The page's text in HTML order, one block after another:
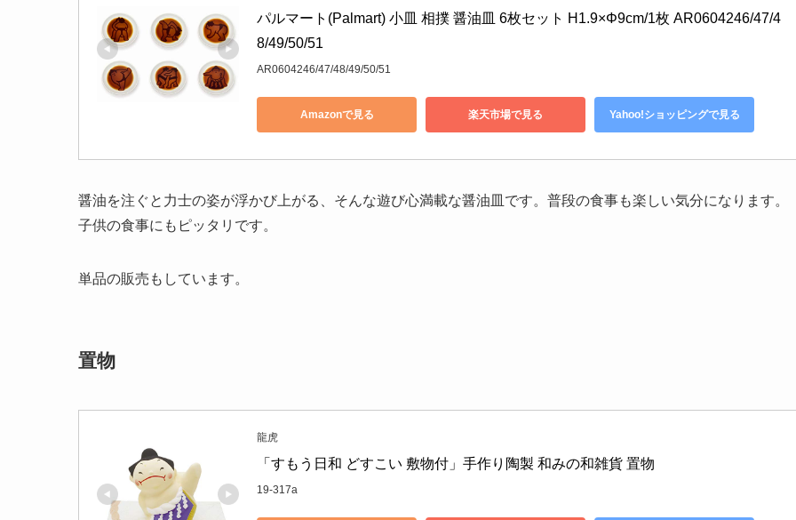
パルマート(Palmart) 小皿 相撲 醤油皿 6枚セット H1.9×Φ9cm/1枚 AR0604246/47/4
8/49/50/51
AR0604246/47/48/49/50/51
Amazonで見る 楽天市場で見る Yahoo!ショッピングで見る
醤油を注ぐと力士の姿が浮かび上がる、そんな遊び心満載な醤油皿です。普段の食事も楽しい気分になります。
子供の食事にもピッタリです。
単品の販売もしています。
置物
龍虎
「すもう日和 どすこい 敷物付」手作り陶製 和みの和雑貨 置物
19-317a